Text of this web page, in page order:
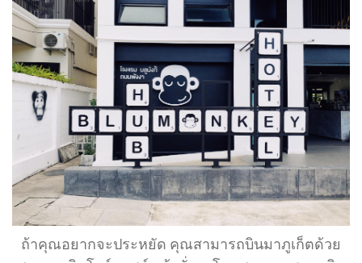
ถ้าคุณอยากจะประหยัด คุณสามารถบินมาภูเก็ตด้วย